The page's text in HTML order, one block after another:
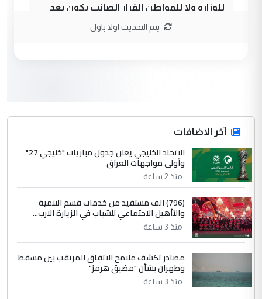
للوزاره ولا للمواطن القرار الصائب يكون بعد
جنسية الرافد الثالث للعراق ومن اصول عريقة
ابا فرات ...
الموضوع :
الجواهري يرد على صدام حسين سل
مضجعيك يابن الزنا (نص كامل)
سردار
التعليق : واحد من عصابة علي ماما يسقط
جنسية الرافد الثالث للعراق ومن اصول عريقة
ابا فرات ...
الجواهري يرد على صدام حسين سل
مضجعيك يابن الزنا (نص كامل)
يتم التحديث اولا باول
آخر الاضافات
الاتحاد الخليجي يعلن جدول مباريات "خليجي 27"
وأولى مواجهات العراق
منذ 2 ساعة
(796) الف مستفيد من خدمات قسم التنمية
والتأهيل الاجتماعي للشباب في الزيارة الارب...
منذ 3 ساعة
مصادر تكشف ملامح الاتفاق المرتقب بين مسقط
وطهران بشأن "مضيق هرمز"
منذ 3 ساعة